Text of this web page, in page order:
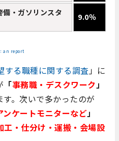
備・ガソリンスタ
9.0％
an report
する職種に関する調査」に
「事務職・デスクワーク」
。次いで多かったのが
ンケートモニターなど」
工・仕分け・運搬・会場設